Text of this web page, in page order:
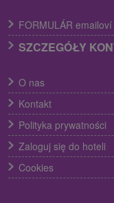
FORMULÁR
SZCZEGÓŁY
O nas
Kontakt
Polityka prywatności
Zaloguj się do hoteli
Cookies